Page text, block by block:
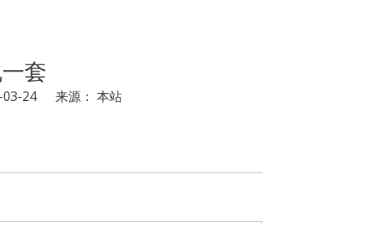
套
03-24 来源： 本站